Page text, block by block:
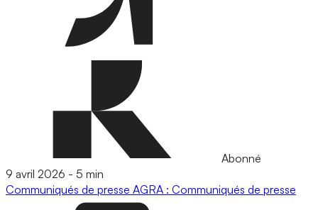
Abonné
9 avril 2026 - 5 min
Communiqués de presse AGRA : Communiqués de presse